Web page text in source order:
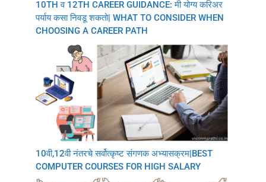
10TH व 12TH CAREER GUIDANCE: मी योग्य करिअर
पर्याय कसा निवडू शकतो| WHAT TO CONSIDER WHEN
CHOOSING A CAREER PATH
10वी,12वी नंतरचे सर्वोत्कृष्ट संगणक अभ्यासक्रम|BEST
COMPUTER COURSES FOR HIGH SALARY